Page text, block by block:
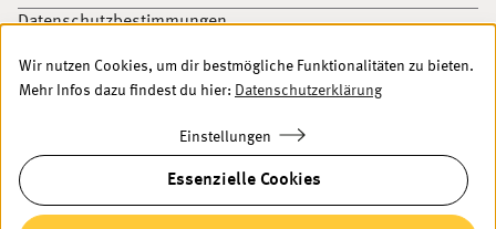
Datenschutzbestimmungen
Ich akzeptiere die Datenschutzbestimmungen.
Newsletter abonnieren
Folge uns
Wir nutzen Cookies, um dir bestmögliche Funktionalitäten zu bieten.
Mehr Infos dazu findest du hier: Datenschutzerklärung
Einstellungen
Essenzielle Cookies